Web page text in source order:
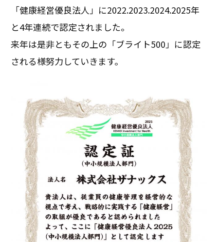
「健康経営優良法人」に2022.2023.2024.2025年
と4年連続で認定されました。
来年は是非ともその上の「ブライト500」に認定
される様努力していきます。